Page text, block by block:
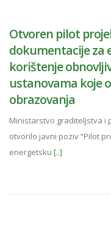
Otvoren pilot
dokumentacije za
korištenje
ustanovama koje
obrazovanja
Ministarstvo graditeljstva i
otvorilo javni poziv “Pilot
energetsku [..]